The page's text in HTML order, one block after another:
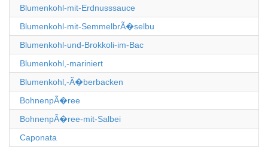
Blumenkohl-mit-Erdnusssauce
Blumenkohl-mit-SemmelbrÃ�selbu
Blumenkohl-und-Brokkoli-im-Bac
Blumenkohl,-mariniert
Blumenkohl,-Ã�berbacken
BohnenpÃ�ree
BohnenpÃ�ree-mit-Salbei
Caponata